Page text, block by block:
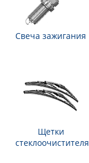
Свеча зажигания
Щетки
стеклоочистителя